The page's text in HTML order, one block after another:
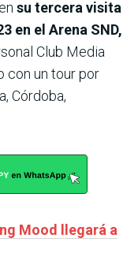
su tercera visita
en el Arena SND,
Club Media
con un tour por
Córdoba,
Mood llegará a